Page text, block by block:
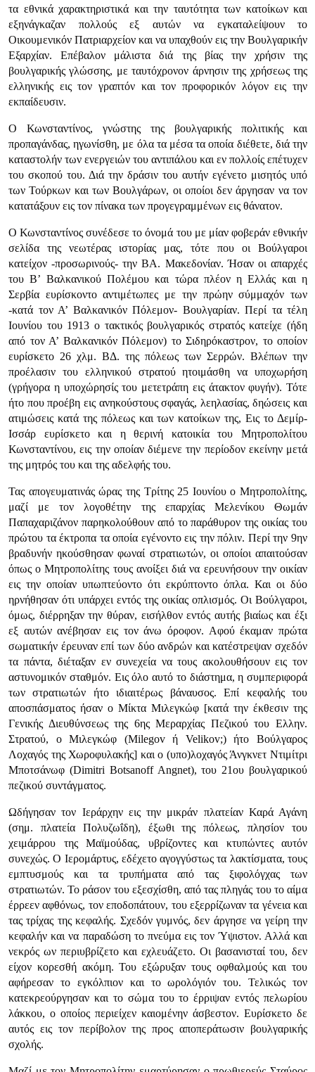
τα εθνι­κά χαρακτηριστικά και την ταυτότητα των κατοίκων και
εξηνάγκαζαν πολ­λούς εξ αυτών να εγκαταλείψουν το
Οικουμενικόν Πατριαρχείον και να υπα­χθούν εις την Βουλγαρικήν
Εξαρχίαν. Επέβαλον μάλιστα διά της βίας την χρήσιν της
βουλγαρικής γλώσσης, με ταυτόχρονον άρνησιν της χρήσεως της
ελληνικής εις τον γραπτόν και τον προφορικόν λόγον εις την
εκπαίδευσιν.
Ο Κωνσταντίνος, γνώστης της βουλγαρικής πολιτικής και
προπαγάνδας, ηγωνίσθη, με όλα τα μέσα τα οποία διέθετε, διά την
καταστολήν των ενεργειών του αντιπάλου και εν πολλοίς επέτυχεν
του σκοπού του. Διά την δράσιν του αυτήν εγένετο μισητός υπό
των Τούρκων και των Βουλγάρων, οι οποίοι δεν άργησαν να τον
κατατάξουν εις τον πίνακα των προγεγραμμένων εις θάνατον.
Ο Κωνσταντίνος συνέδεσε το όνομά του με μίαν φοβεράν εθνικήν
σελίδα της νεωτέρας ιστορίας μας, τότε που οι Βούλγαροι
κατείχον -προσωρι­νούς- την ΒΑ. Μακεδονίαν. Ήσαν οι απαρχές
του Β’ Βαλκανικού Πολέμου και τώρα πλέον η Ελλάς και η
Σερβία ευρίσκοντο αντιμέτωπες με την πρώ­ην σύμμαχόν των
-κατά τον Α’ Βαλκανικόν Πόλεμον- Βουλγαρίαν. Περί τα τέλη
Ιουνίου του 1913 ο τακτικός βουλγαρικός στρατός κατείχε (ήδη
από τον Α’ Βαλκανικόν Πόλεμον) το Σιδηρόκαστρον, το οποίον
ευρίσκετο 26 χλμ. ΒΔ. της πόλεως των Σερρών. Βλέπων την
προέλασιν του ελληνικού στρατού ητοιμάσθη να υποχωρήση
(γρήγορα η υποχώρησίς του μετετράπη εις άτακτον φυγήν). Τότε
ήτο που προέβη εις ανηκούστους σφαγάς, λεηλασίας, δηώσεις και
ατιμώσεις κατά της πόλεως και των κατοίκων της, Εις το Δεμίρ-
Ισσάρ ευρίσκετο και η θερινή κατοικία του Μητροπολίτου
Κωνσταντίνου, εις την οποίαν διέμενε την περίοδον εκείνην μετά
της μητρός του και της αδελφής του.
Τας απογευματινάς ώρας της Τρίτης 25 Ιουνίου ο Μητροπολίτης,
μαζί με τον λογοθέτην της επαρχίας Μελενίκου Θωμάν
Παπαχαριζάνον παρηκολούθουν από το παράθυρον της οικίας του
πρώτου τα έκτροπα τα οποία εγένοντο εις την πόλιν. Περί την 9ην
βραδυνήν ηκούσθησαν φωναί στρα­τιωτών, οι οποίοι απαιτούσαν
όπως ο Μητροπολίτης τους ανοίξει διά να ερευνήσουν την οικίαν
εις την οποίαν υπωπτεύοντο ότι εκρύπτοντο όπλα. Και οι δύο
ηρνήθησαν ότι υπάρχει εντός της οικίας οπλισμός. Οι Βούλγαροι,
όμως, διέρρηξαν την θύραν, εισήλθον εντός αυτής βιαίως και έξι
εξ αυτών ανέβησαν εις τον άνω όροφον. Αφού έκαμαν πρώτα
σωματικήν έρευναν επί των δύο ανδρών και κατέστρεψαν σχεδόν
τα πάντα, διέταξαν εν συνε­χεία να τους ακολουθήσουν εις τον
αστυνομικόν σταθμόν. Εις όλο αυτό το διάστημα, η συμπεριφορά
των στρατιωτών ήτο ιδιαιτέρως βάναυσος. Επί κεφαλής του
αποσπάσματος ήσαν ο Μίκτα Μιλεγκώφ [κατά την έκθεσιν της
Γενικής Διευθύνσεως της 6ης Μεραρχίας Πεζικού του Ελλην.
Στρατού, ο Μιλεγκώφ (Milegov ή Velikov;) ήτο Βούλγαρος
Λοχαγός της Χωροφυλα­κής] και ο (υπο)λοχαγός Άνγκνετ Ντιμίτρι
Μποτσάνωφ (Dimitri Botsanoff Angnet), του 21ου βουλγαρικού
πεζικού συντάγματος.
Ωδήγησαν τον Ιεράρχην εις την μικράν πλατείαν Καρά Αγάνη
(σημ. πλατεία Πολυζωΐδη), έξωθι της πόλεως, πλησίον του
χειμάρρου της Μαϊμούδας, υβρίζοντες και κτυπώντες αυτόν
συνεχώς. Ο Ιερομάρτυς, εδέχετο αγογγύστως τα λακτίσματα, τους
εμπτυσμούς και τα τρυπήματα από τας ξιφολόγχας των
στρατιωτών. Το ράσον του εξεσχίσθη, από τας πληγάς του το αίμα
έρρεεν αφθόνως, τον εποδοπάτουν, του εξερρίζωναν τα γένεια και
τας τρίχας της κεφαλής. Σχεδόν γυμνός, δεν άργησε να γείρη την
κεφαλήν και να παραδώση το πνεύμα εις τον Ύψιστον. Αλλά και
νεκρός ων περιυβρίζετο και εχλευάζετο. Οι βασανισταί του, δεν
είχον κορεσθή ακόμη. Του εξώρυξαν τους οφθαλμούς και του
αφήρεσαν το εγκόλπιον και το ωρολόγιόν του. Τελικώς τον
κατεκρεούργησαν και το σώμα του το έρριψαν εντός πελωρίου
λάκκου, ο οποίος περιείχεν καιομένην άσβεστον. Ευρίσκετο δε
αυτός εις τον περίβολον της προς αποπεράτωσιν βουλγαρικής
σχολής.